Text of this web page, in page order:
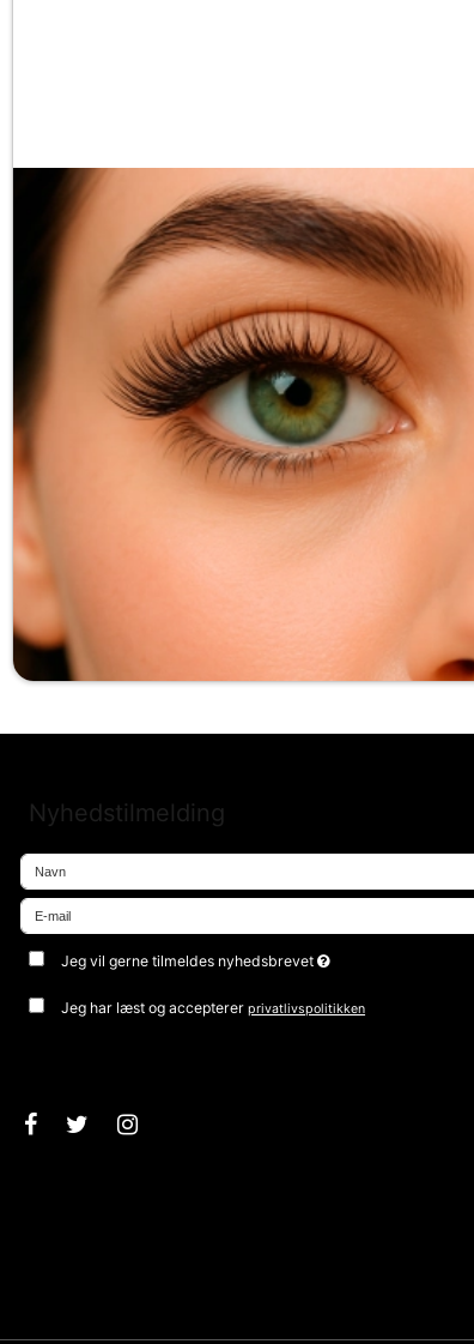
Nyhedstilmelding
Jeg vil gerne tilmeldes nyhedsbrevet
Jeg har læst og acceptererprivatlivspolitikken